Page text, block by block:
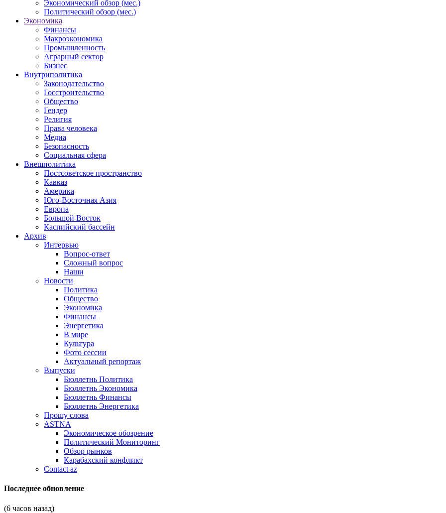
Экономический обзор (мес.)
Политический обзор (мес.)
Экономика
Финансы
Макроэкономика
Промышленность
Аграрный сектор
Бизнес
Внутриполитика
Законодательство
Госстроительство
Общество
Гендер
Религия
Права человека
Медиа
Безопасность
Социальная сфера
Внешполитика
Постсоветское пространство
Кавказ
Америка
Юго-Восточная Азия
Европа
Большой Восток
Каспийский бассейн
Архив
Интервью
Вопрос-ответ
Сложный вопрос
Наши
Новости
Политика
Общество
Экономика
Финансы
Энергетика
В мире
Культура
Фото сессии
Актуальный репортаж
Выпуски
Бюллетнь Политика
Бюллетнь Экономика
Бюллетнь Финансы
Бюллетнь Энергетика
Прошу слова
ASTNA
Экономическое обозрение
Политический Мониторинг
Обзор рынков
Карабахский конфликт
Contact az
Последнее обновление
(6 часов назад)